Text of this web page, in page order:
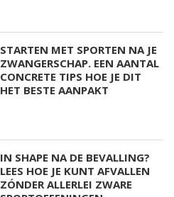
STARTEN MET SPORTEN NA JE
ZWANGERSCHAP. EEN AANTAL
CONCRETE TIPS HOE JE DIT
HET BESTE AANPAKT
IN SHAPE NA DE BEVALLING?
LEES HOE JE KUNT AFVALLEN
ZÓNDER ALLERLEI ZWARE